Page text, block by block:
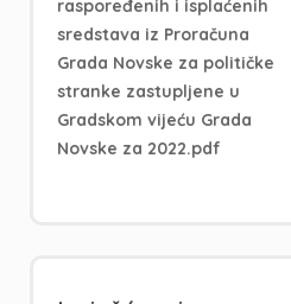
raspoređenih i isplaćenih
sredstava iz Proračuna
Grada Novske za političke
stranke zastupljene u
Gradskom vijeću Grada
Novske za 2022.pdf